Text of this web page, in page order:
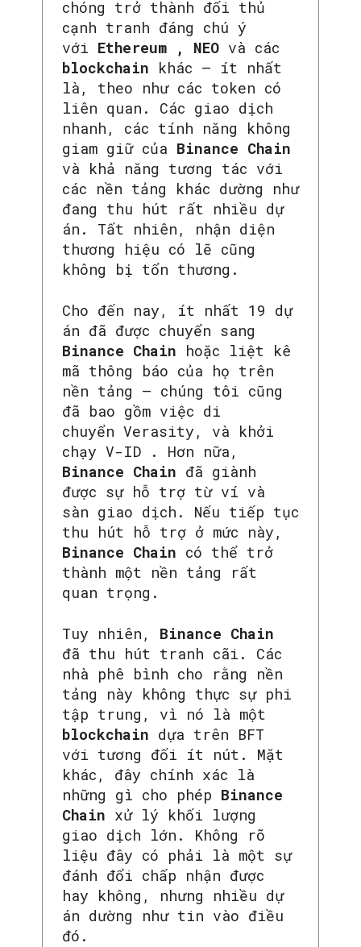
SEARCH...
chóng trở thành đối thủ
cạnh tranh đáng chú ý
với Ethereum , NEO và các
blockchain khác – ít nhất
là, theo như các token có
liên quan. Các giao dịch
nhanh, các tính năng không
giam giữ của Binance Chain
và khả năng tương tác với
các nền tảng khác dường như
đang thu hút rất nhiều dự
án. Tất nhiên, nhận diện
thương hiệu có lẽ cũng
không bị tổn thương.
Cho đến nay, ít nhất 19 dự
án đã được chuyển sang
Binance Chain hoặc liệt kê
mã thông báo của họ trên
nền tảng – chúng tôi cũng
đã bao gồm việc di
chuyển Verasity, và khởi
chạy V-ID . Hơn nữa,
Binance Chain đã giành
được sự hỗ trợ từ ví và
sàn giao dịch. Nếu tiếp tục
thu hút hỗ trợ ở mức này,
Binance Chain có thể trở
thành một nền tảng rất
quan trọng.
Tuy nhiên, Binance Chain
đã thu hút tranh cãi. Các
nhà phê bình cho rằng nền
tảng này không thực sự phi
tập trung, vì nó là một
blockchain dựa trên BFT
với tương đối ít nút. Mặt
khác, đây chính xác là
những gì cho phép Binance
Chain xử lý khối lượng
giao dịch lớn. Không rõ
liệu đây có phải là một sự
đánh đổi chấp nhận được
hay không, nhưng nhiều dự
án dường như tin vào điều
đó.